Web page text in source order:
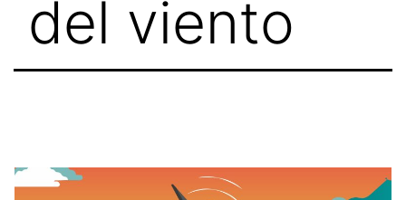
del viento